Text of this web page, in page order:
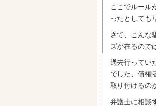
ここでルール
ったとしても
さて、こんな
ズが在るので
過去行ってい
でした、債権
取り付けるの
弁護士に相談